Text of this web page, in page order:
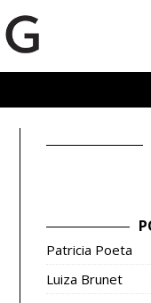
Patricia Poeta
Luiza Brunet